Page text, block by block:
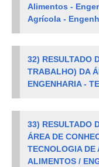
Alimentos -
Agrícola -
32) RESULTADO
TRABALHO) DA
ENGENHARIA -
33) RESULTADO
ÁREA DE
TECNOLOGIA DE
ALIMENTOS /